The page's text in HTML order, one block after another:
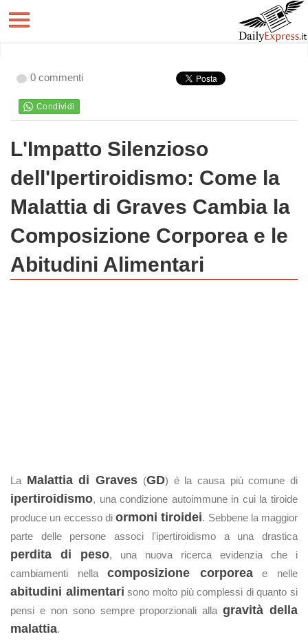
0 commenti
L'Impatto Silenzioso
dell'Ipertiroidismo: Come la
Malattia di Graves Cambia la
Composizione Corporea e le
Abitudini Alimentari
La Malattia di Graves (GD) è la causa più comune di
ipertiroidismo, una condizione autoimmune in cui la tiroide
produce un eccesso di ormoni tiroidei. Sebbene la maggior
parte delle persone associ l'ipertiroidismo a una drastica
perdita di peso, una nuova ricerca evidenzia che i
cambiamenti nellacomposizione corporeae nelle
abitudini alimentari sono molto più complessi di quanto si
pensi e non sono sempre proporzionali allagravità della
malattia.